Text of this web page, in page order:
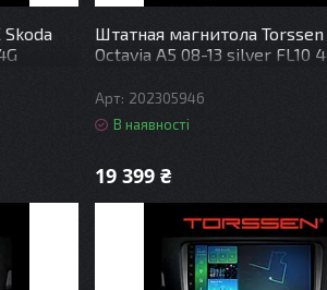
Skoda
Штатная магнитола Torssen
Octavia A5 08-13 silver FL10
202305946
В наявності
19 399 ₴